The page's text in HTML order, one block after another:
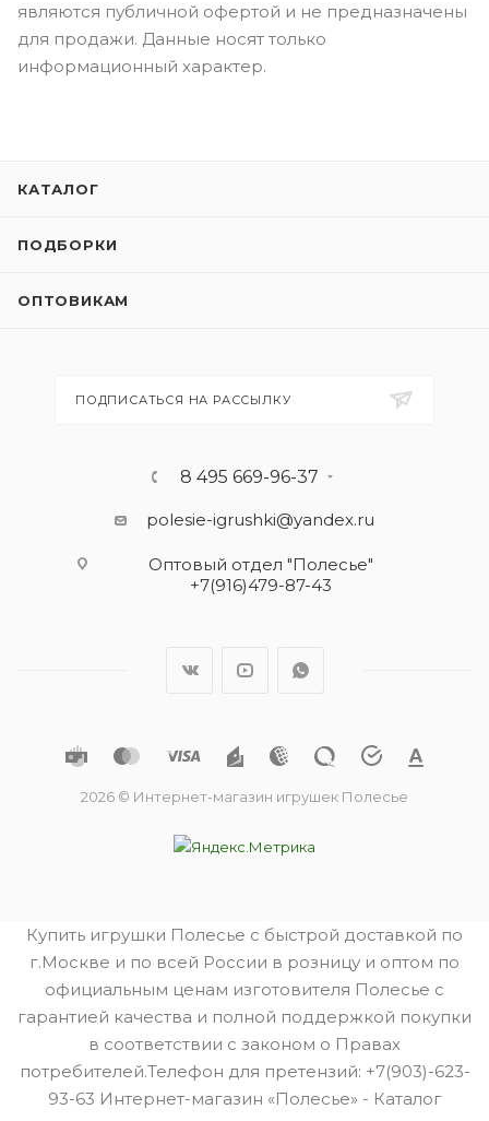
являются публичной офертой и не предназначены
для продажи. Данные носят только
информационный характер.
КАТАЛОГ
ПОДБОРКИ
ОПТОВИКАМ
ПОДПИСАТЬСЯ НА РАССЫЛКУ
8 495 669-96-37
polesie-igrushki@yandex.ru
Оптовый отдел "Полесье"
+7(916)479-87-43
2026 © Интернет-магазин игрушек Полесье
Купить игрушки Полесье с быстрой доставкой по
г.Москве и по всей России в розницу и оптом по
официальным ценам изготовителя Полесье с
гарантией качества и полной поддержкой покупки
в соответствии с законом о Правах
потребителей.Телефон для претензий: +7(903)-623-
93-63 Интернет-магазин «Полесье» - Каталог